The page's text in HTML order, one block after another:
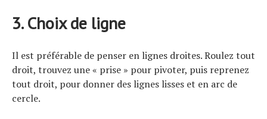
3. Choix de ligne
Il est préférable de penser en lignes droites. Roulez tout
droit, trouvez une « prise » pour pivoter, puis reprenez
tout droit, pour donner des lignes lisses et en arc de
cercle.